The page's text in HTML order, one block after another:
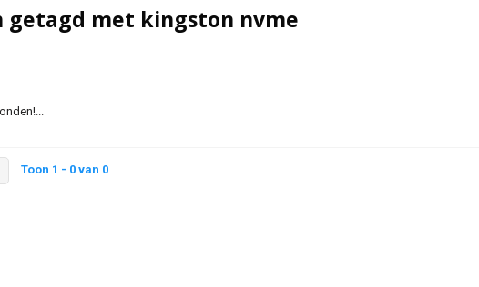
getagd met kingston nvme
Toon 1 - 0 van 0